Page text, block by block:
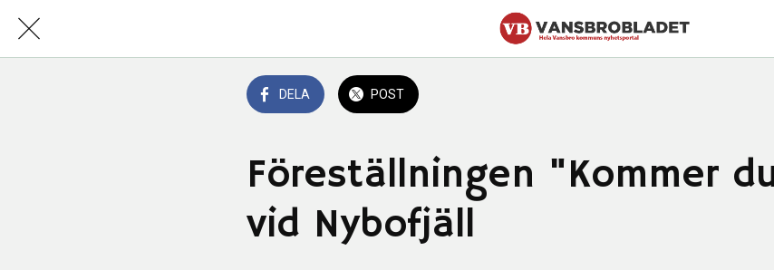
DELA POST
Föreställningen "Kommer
vid Nybofjäll